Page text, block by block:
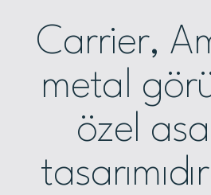
Carrier,
metal
özel